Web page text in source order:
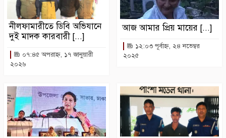
নীলফামারীতে ডিবি অভিযানে
দুই মাদক কারবারী [...]
০৭:৪৫ অপরাহ্ন, ১৭ জানুয়ারী
২০২৬
আজ আমার প্রিয় মায়ের [...]
১২:০৩ পূর্বাহ্ন, ২৪ নভেম্বর
২০২৫